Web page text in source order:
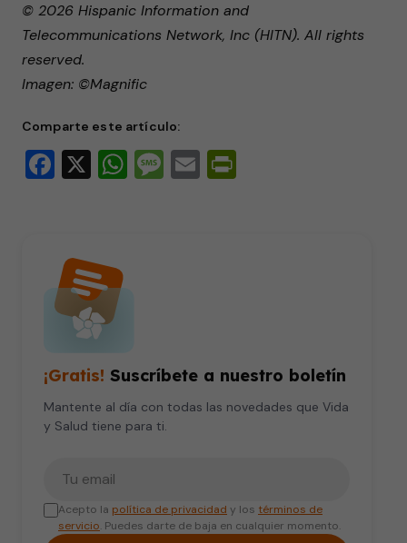
© 2026 Hispanic Information and
Telecommunications Network, Inc (HITN). All rights
reserved.
Imagen: ©Magnific
Comparte este artículo:
Facebook
X WhatsApp
Message
Email
¡Gratis! Suscríbete a nuestro boletín
Mantente al día con todas las novedades que Vida
y Salud tiene para ti.
Acepto la política de privacidad y los términos de
servicio. Puedes darte de baja en cualquier momento.